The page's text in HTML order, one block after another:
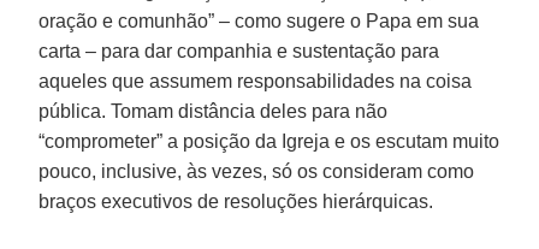
oração e comunhão” – como sugere o Papa em sua
carta – para dar companhia e sustentação para
aqueles que assumem responsabilidades na coisa
pública. Tomam distância deles para não
“comprometer” a posição da Igreja e os escutam muito
pouco, inclusive, às vezes, só os consideram como
braços executivos de resoluções hierárquicas.